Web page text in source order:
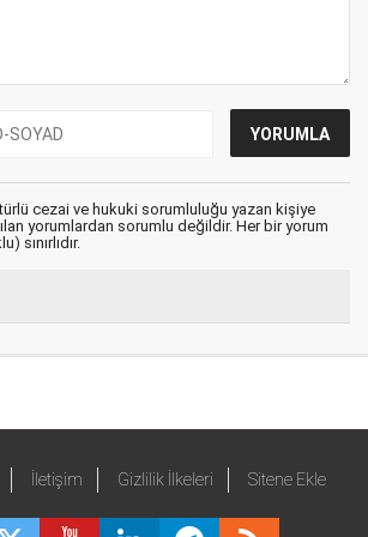
türlü cezai ve hukuki sorumluluğu yazan kişiye
yorumlardan sorumlu değildir. Her bir yorum
sınırlıdır.
İletişim Gizlilik İlkeleri Sitene Ekle